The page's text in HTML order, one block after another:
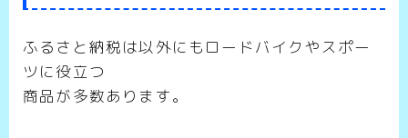
ふるさと納税は以外にもロードバイクやスポー
ツに役立つ
商品が多数あります。